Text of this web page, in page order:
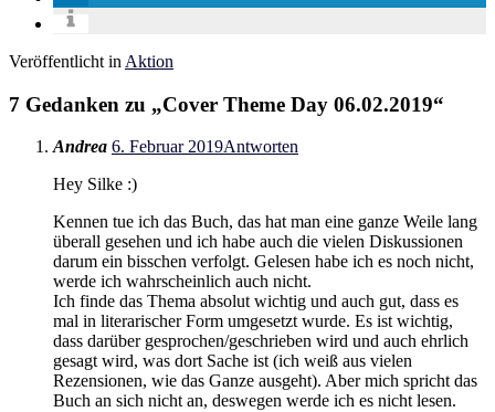
Veröffentlicht in Aktion
7 Gedanken zu „Cover Theme Day 06.02.2019“
Andrea 6. Februar 2019Antworten
Hey Silke :)
Kennen tue ich das Buch, das hat man eine ganze Weile lang
überall gesehen und ich habe auch die vielen Diskussionen
darum ein bisschen verfolgt. Gelesen habe ich es noch nicht,
werde ich wahrscheinlich auch nicht.
Ich finde das Thema absolut wichtig und auch gut, dass es
mal in literarischer Form umgesetzt wurde. Es ist wichtig,
dass darüber gesprochen/geschrieben wird und auch ehrlich
gesagt wird, was dort Sache ist (ich weiß aus vielen
Rezensionen, wie das Ganze ausgeht). Aber mich spricht das
Buch an sich nicht an, deswegen werde ich es nicht lesen.